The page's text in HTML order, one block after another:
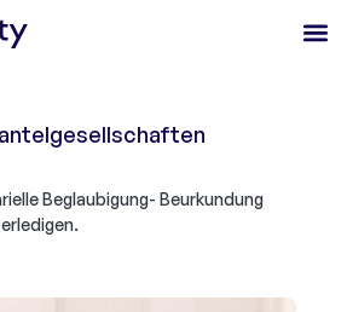
Beglaubigung- Beurkundung